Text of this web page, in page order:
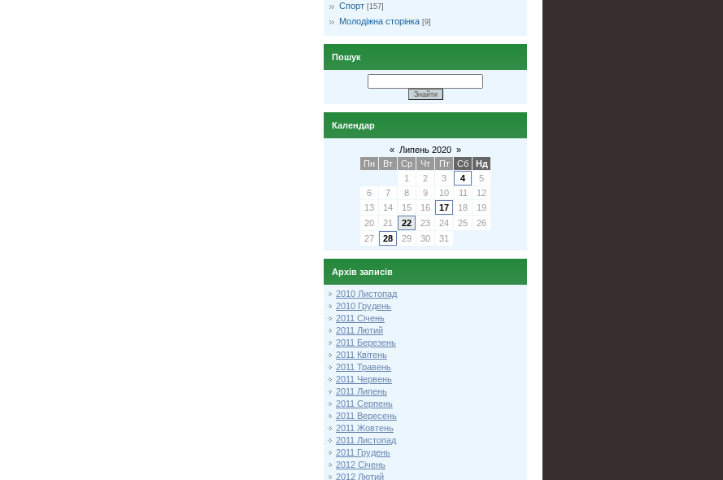
Спорт [157]
Молодіжна сторінка [9]
Пошук
Календар
« Липень 2020 »
Пн
Вт Ср Чт Пт Сб
Нд
1
2 3 4
5
6
7 8 9 10 11
12
13
14 15 16 17 18
19
20
21 22 23 24 25
26
27
28 29 30 31
Архів записів
2010 Листопад
2010 Грудень
2011 Січень
2011 Лютий
2011 Березень
2011 Квітень
2011 Травень
2011 Червень
2011 Липень
2011 Серпень
2011 Вересень
2011 Жовтень
2011 Листопад
2011 Грудень
2012 Січень
2012 Лютий